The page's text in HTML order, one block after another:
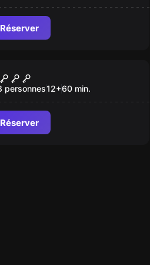
Réserver
Hantise de Noriko
personnes12+60 min.
Réserver